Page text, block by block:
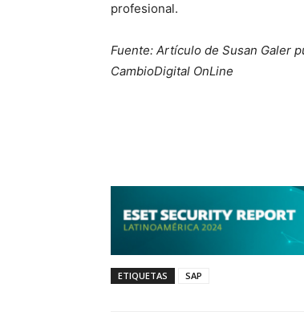
profesional.
Fuente: Artículo de Susan Galer
CambioDigital OnLine
ETIQUETAS SAP